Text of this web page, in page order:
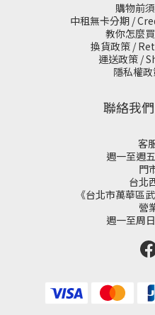
購物前
中租無卡分期 /
教你怎麼
換貨政策 /
運送政策 /
隱私權
聯絡我
客
週一至週
門
台北
《台北市萬華區
營
週一至周